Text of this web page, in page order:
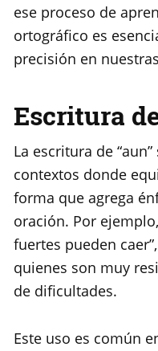
ese proceso de
ortográfico es
precisión en
Escritura
La escritura de
contextos donde
forma que agrega
oración. Por
fuertes pueden
quienes son muy
de dificultades.
Este uso es común